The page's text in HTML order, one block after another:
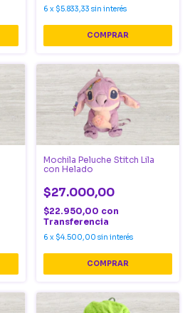
6 x $5.833,33 sin interés
Mochila Peluche Stitch Lila
con Helado
$27.000,00
$22.950,00 con
Transferencia
6 x $4.500,00 sin interés